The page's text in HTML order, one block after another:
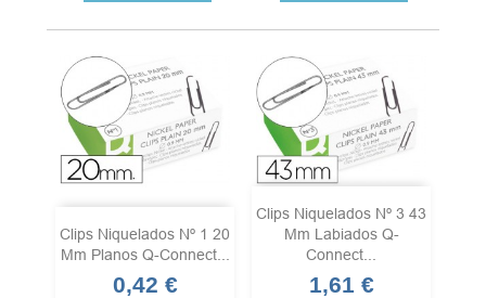
Clips Niquelados Nº 1 20
Mm Planos Q-Connect...
Precio
0,42 €
Clips Niquelados Nº 3 43
Mm Labiados Q-
Connect...
Precio
1,61 €